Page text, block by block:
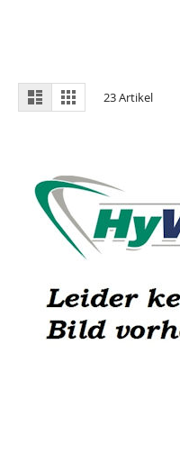
Ansicht
als
Liste Gitter23Artikel